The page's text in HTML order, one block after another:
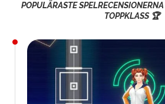
POPULÄRASTE
TOPPKLASS 🏆